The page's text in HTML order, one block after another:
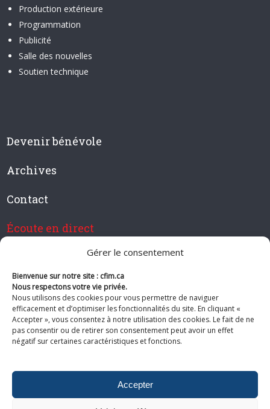
Gérer le consentement
Bienvenue sur notre site : cfim.ca
Nous respectons votre vie privée.
Nous utilisons des cookies pour vous permettre de naviguer
efficacement et d’optimiser les fonctionnalités du site. En cliquant «
Accepter », vous consentez à notre utilisation des cookies. Le fait de ne
pas consentir ou de retirer son consentement peut avoir un effet
négatif sur certaines caractéristiques et fonctions.
Accepter
Production extérieure
Programmation
Publicité
Salle des nouvelles
Soutien technique
Devenir bénévole
Archives
Contact
Écoute en direct
Devenir membre de CFIM
Suivez-nous